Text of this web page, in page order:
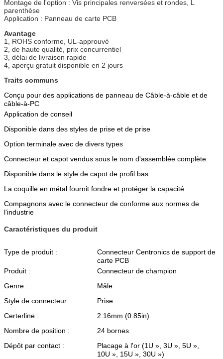
Montage de l'option : Vis principales renversées et rondes, L
parenthèse
Application : Panneau de carte PCB
Avantage
1, ROHS conforme, UL-approuvé
2, de haute qualité, prix concurrentiel
3, délai de livraison rapide
4, aperçu gratuit disponible en 2 jours
Traits communs
Conçu pour des applications de panneau de Câble-à-câble et de
câble-à-PC
Application de conseil
Disponible dans des styles de prise et de prise
Option terminale avec de divers types
Connecteur et capot vendus sous le nom d'assemblée complète
Disponible dans le style de capot de profil bas
La coquille en métal fournit fondre et protéger la capacité
Compagnons avec le connecteur de conforme aux normes de
l'industrie
Caractéristiques du produit
Type de produit :
Connecteur Centronics de support de
carte PCB
Produit :
Connecteur de champion
Genre :
Mâle
Style de connecteur :
Prise
Certerline :
2.16mm (0.85in)
Nombre de position :
24 bornes
Dépôt par contact :
Placage à l'or (1U », 3U », 5U »,
10U », 15U », 30U »)